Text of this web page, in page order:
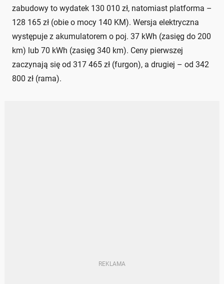
zabudowy to wydatek 130 010 zł, natomiast platforma –
128 165 zł (obie o mocy 140 KM). Wersja elektryczna
występuje z akumulatorem o poj. 37 kWh (zasięg do 200
km) lub 70 kWh (zasięg 340 km). Ceny pierwszej
zaczynają się od 317 465 zł (furgon), a drugiej – od 342
800 zł (rama).